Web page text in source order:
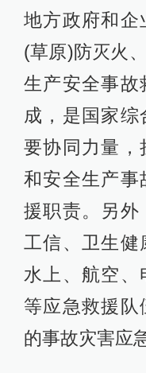
地方政府和企
(草原)防灭火
生产安全事故
成，是国家
要协同力量，
和安全生产事
援职责。另外
工信、卫生健
水上、航空、
等应急救援队
的事故灾害应